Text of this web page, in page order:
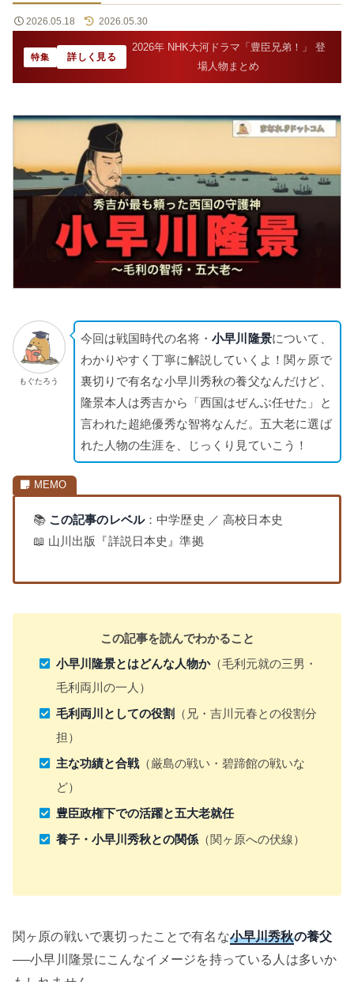
2026.05.18 2026.05.30
特集 詳しく見る
2026年 NHK大河ドラマ「豊臣兄弟！」 登
場人物まとめ
もぐたろう
今回は戦国時代の名将・小早川隆景について、
わかりやすく丁寧に解説していくよ！関ヶ原で
裏切りで有名な小早川秀秋の養父なんだけど、
隆景本人は秀吉から「西国はぜんぶ任せた」と
言われた超絶優秀な智将なんだ。五大老に選ば
れた人物の生涯を、じっくり見ていこう！
📚 この記事のレベル：中学歴史 ／ 高校日本史
📖 山川出版『詳説日本史』準拠
この記事を読んでわかること
小早川隆景とはどんな人物か（毛利元就の三男・
毛利両川の一人）
毛利両川としての役割 （兄・吉川元春との役割分
担）
主な功績と合戦（厳島の戦い・碧蹄館の戦いな
ど）
豊臣政権下での活躍と五大老就任
養子・小早川秀秋との関係（関ヶ原への伏線）
関ヶ原の戦いで裏切ったことで有名な小早川秀秋の養父
──小早川隆景にこんなイメージを持っている人は多いか